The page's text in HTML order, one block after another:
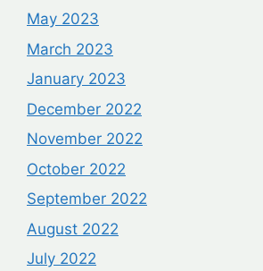
May 2023
March 2023
January 2023
December 2022
November 2022
October 2022
September 2022
August 2022
July 2022